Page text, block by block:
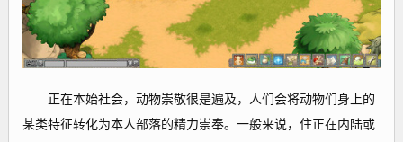
正在本始社会，动物崇敬很是遍及，人们会将动物们身上的
某类特征转化为本人部落的精力崇奉。一般来说，住正在内陆或